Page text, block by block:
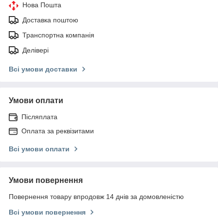
Нова Пошта
Доставка поштою
Транспортна компанія
Делівері
Всі умови доставки
Умови оплати
Післяплата
Оплата за реквізитами
Всі умови оплати
Умови повернення
Повернення товару впродовж 14 днів за домовленістю
Всі умови повернення